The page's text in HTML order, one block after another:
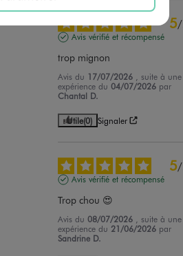
5/
Avis vérifié et récompensé
trop mignon
Avis du 17/07/2026
, suite à une
expérience du04/07/2026 par
Chantal D.
Utile(0) Signaler
5/
Avis vérifié et récompensé
Trop chou 😍
Avis du08/07/2026
, suite à une
expérience du 21/06/2026 par
Sandrine D.